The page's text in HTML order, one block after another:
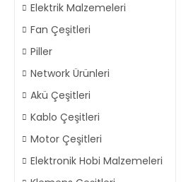
Elektrik Malzemeleri
Fan Çeşitleri
Piller
Network Ürünleri
Akü Çeşitleri
Kablo Çeşitleri
Motor Çeşitleri
Elektronik Hobi Malzemeleri